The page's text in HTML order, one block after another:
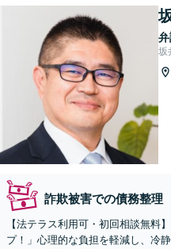
坂
詐欺被害での債務整理
【法テラス利用可・初回相談無料
プ！」心理的な負担を軽減し、冷